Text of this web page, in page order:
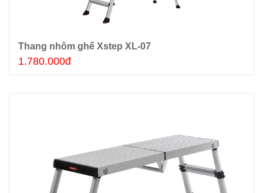
Thêm giỏ hàng
Thang nhôm ghế Xstep XL-07
1.780.000đ